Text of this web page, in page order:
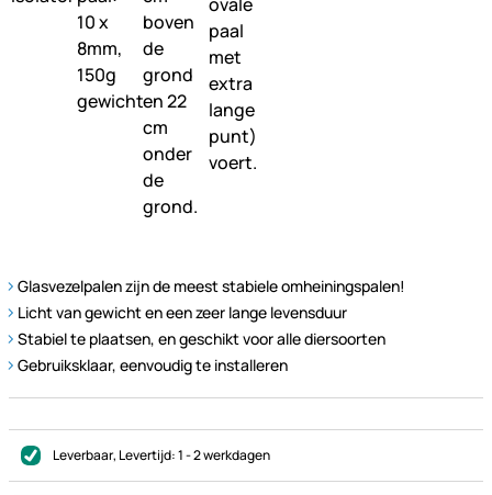
Glasvezelpalen zijn de meest stabiele omheiningspalen!
Licht van gewicht en een zeer lange levensduur
Stabiel te plaatsen, en geschikt voor alle diersoorten
Gebruiksklaar, eenvoudig te installeren
Leverbaar, Levertijd:1 - 2 werkdagen